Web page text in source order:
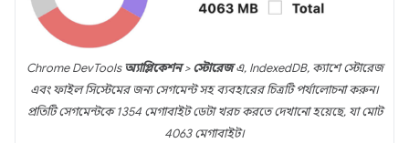
Chrome DevToolsঅ্যাপ্লিকেশন>স্টোরেজএ, IndexedDB, ক্যাশে স্টোরেজ
এবং ফাইল সিস্টেমের জন্য সেগমেন্ট সহ ব্যবহারের চিত্রটি পর্যালোচনা করুন।
প্রতিটি সেগমেন্টকে 1354 মেগাবাইট ডেটা খরচ করতে দেখানো হয়েছে, যা মোট
4063 মেগাবাইট।